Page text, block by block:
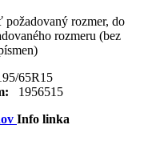
rozmer, do
rozmeru (bez
65R15
1956515
Info linka